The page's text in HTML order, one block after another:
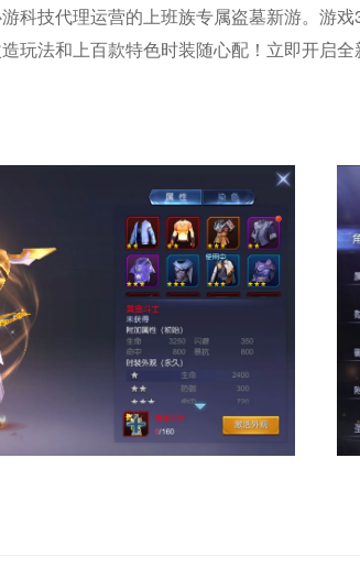
游科技代理运营的上班族专属盗墓新游。游
玩法和上百款特色时装随心配！立即开启全